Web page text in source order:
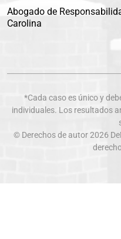
Abogado de
Carolina
*Cada caso es único y
individuales. Los resultados
© Derechos de autor 2026